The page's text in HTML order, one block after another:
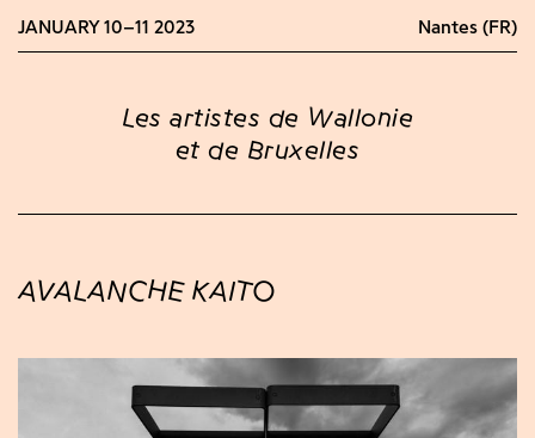
JANUARY 10–11 2023 Nantes (FR)
Les artistes de Wallonie
et de Bruxelles
AVALANCHE KAITO